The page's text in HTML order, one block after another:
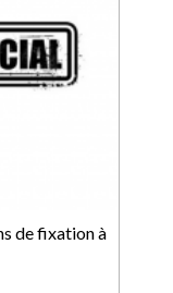
de fixation à